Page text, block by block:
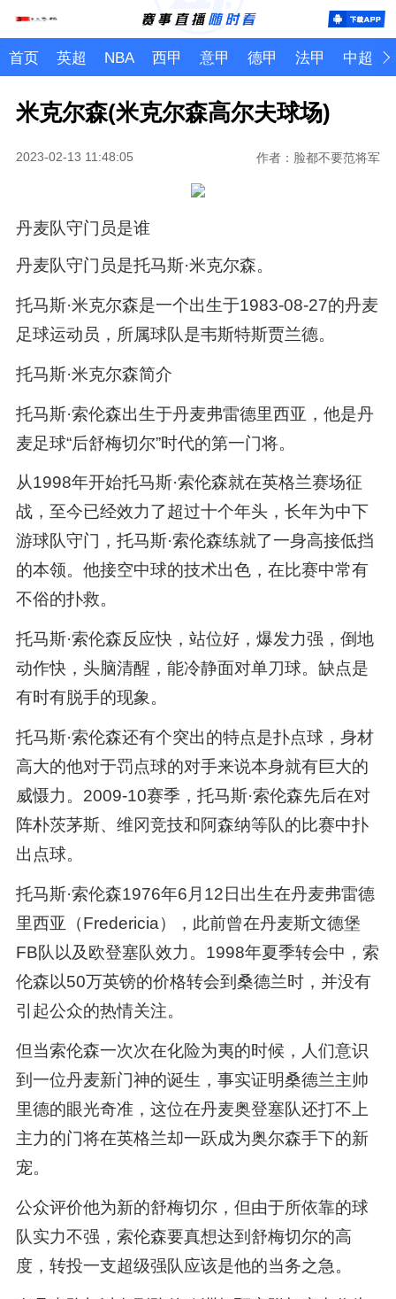
首页 英超 NBA 西甲 意甲 德甲 法甲 中超
米克尔森(米克尔森高尔夫球场)
2023-02-13 11:48:05 作者：脸都不要范将军
丹麦队守门员是谁
丹麦队守门员是托马斯·米克尔森。
托马斯·米克尔森是一个出生于1983-08-27的丹麦
足球运动员，所属球队是韦斯特斯贾兰德。
托马斯·米克尔森简介
托马斯·索伦森出生于丹麦弗雷德里西亚，他是丹
麦足球“后舒梅切尔”时代的第一门将。
从1998年开始托马斯·索伦森就在英格兰赛场征
战，至今已经效力了超过十个年头，长年为中下
游球队守门，托马斯·索伦森练就了一身高接低挡
的本领。他接空中球的技术出色，在比赛中常有
不俗的扑救。
托马斯·索伦森反应快，站位好，爆发力强，倒地
动作快，头脑清醒，能冷静面对单刀球。缺点是
有时有脱手的现象。
托马斯·索伦森还有个突出的特点是扑点球，身材
高大的他对于罚点球的对手来说本身就有巨大的
威慑力。2009-10赛季，托马斯·索伦森先后在对
阵朴茨茅斯、维冈竞技和阿森纳等队的比赛中扑
出点球。
托马斯·索伦森1976年6月12日出生在丹麦弗雷德
里西亚（Fredericia），此前曾在丹麦斯文德堡
FB队以及欧登塞队效力。1998年夏季转会中，索
伦森以50万英镑的价格转会到桑德兰时，并没有
引起公众的热情关注。
但当索伦森一次次在化险为夷的时候，人们意识
到一位丹麦新门神的诞生，事实证明桑德兰主帅
里德的眼光奇准，这位在丹麦奥登塞队还打不上
主力的门将在英格兰却一跃成为奥尔森手下的新
宠。
公众评价他为新的舒梅切尔，但由于所依靠的球
队实力不强，索伦森要真想达到舒梅切尔的高
度，转投一支超级强队应该是他的当务之急。